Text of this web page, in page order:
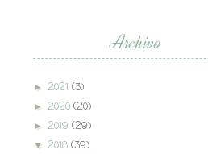
Archivo
► 2021 (3)
► 2020 (20)
► 2019 (29)
▼ 2018 (39)